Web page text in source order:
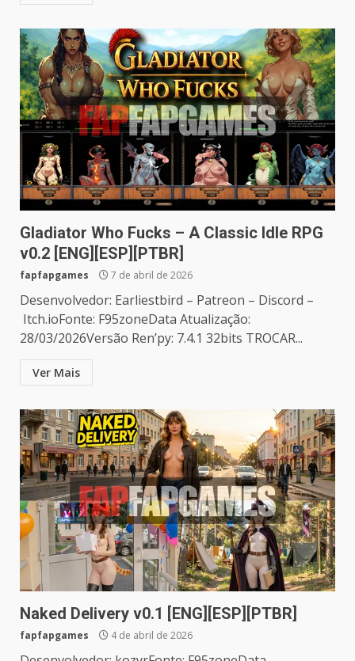
Gladiator Who Fucks – A Classic Idle RPG
v0.2 [ENG][ESP][PTBR]
fapfapgames 7 de abril de 2026
Desenvolvedor: Earliestbird – Patreon – Discord –
Itch.ioFonte: F95zoneData Atualização:
28/03/2026Versão Ren’py: 7.4.1 32bits TROCAR...
Ver Mais
Naked Delivery v0.1 [ENG][ESP][PTBR]
fapfapgames 4 de abril de 2026